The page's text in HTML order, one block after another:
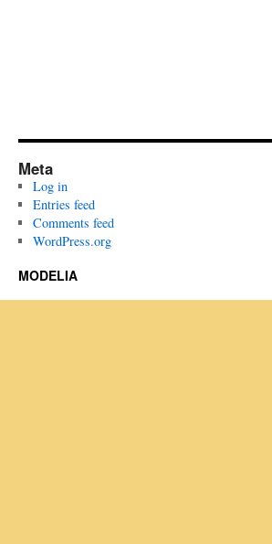
Meta
Log in
Entries feed
Comments feed
WordPress.org
MODELIA